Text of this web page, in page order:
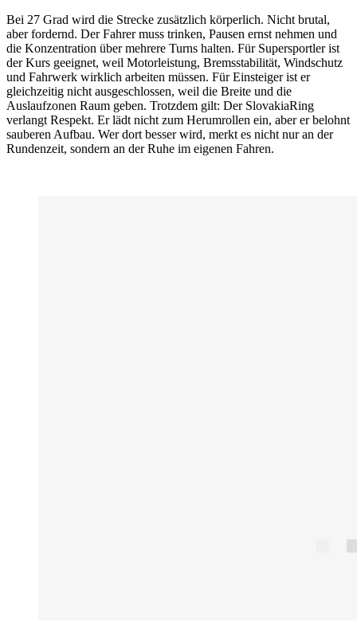
Bei 27 Grad wird die Strecke zusätzlich körperlich. Nicht brutal,
aber fordernd. Der Fahrer muss trinken, Pausen ernst nehmen und
die Konzentration über mehrere Turns halten. Für Supersportler ist
der Kurs geeignet, weil Motorleistung, Bremsstabilität, Windschutz
und Fahrwerk wirklich arbeiten müssen. Für Einsteiger ist er
gleichzeitig nicht ausgeschlossen, weil die Breite und die
Auslaufzonen Raum geben. Trotzdem gilt: Der SlovakiaRing
verlangt Respekt. Er lädt nicht zum Herumrollen ein, aber er belohnt
sauberen Aufbau. Wer dort besser wird, merkt es nicht nur an der
Rundenzeit, sondern an der Ruhe im eigenen Fahren.